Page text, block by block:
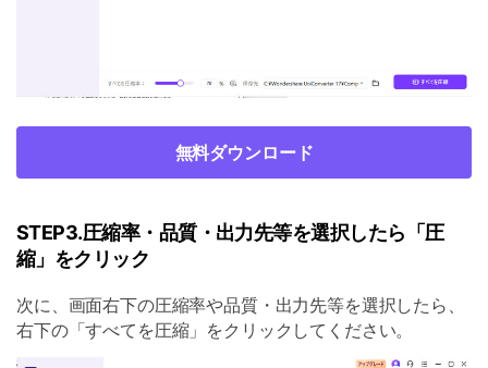
無料ダウンロード
STEP3.圧縮率・品質・出力先等を選択したら「圧
縮」をクリック
次に、画面右下の圧縮率や品質・出力先等を選択したら、
右下の「すべてを圧縮」をクリックしてください。